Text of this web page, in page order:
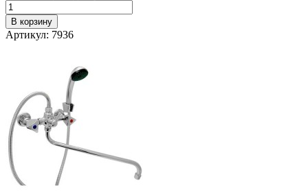
В корзину
Артикул: 7936